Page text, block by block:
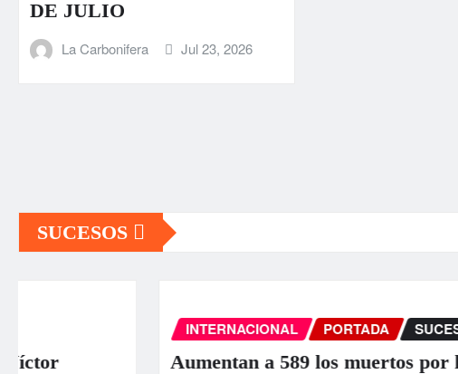
DE JULIO
La Carbonifera Jul 23, 2026
SUCESOS
PORTADA SUCESOS
Aumentan a 589 los muertos por los